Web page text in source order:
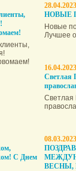
28.04.2023
НОВЫЕ
Новые
Лучшее
16.04.2023
Светлая
Светлая
С Днем
08.03.2023
ВЕСНЫ,